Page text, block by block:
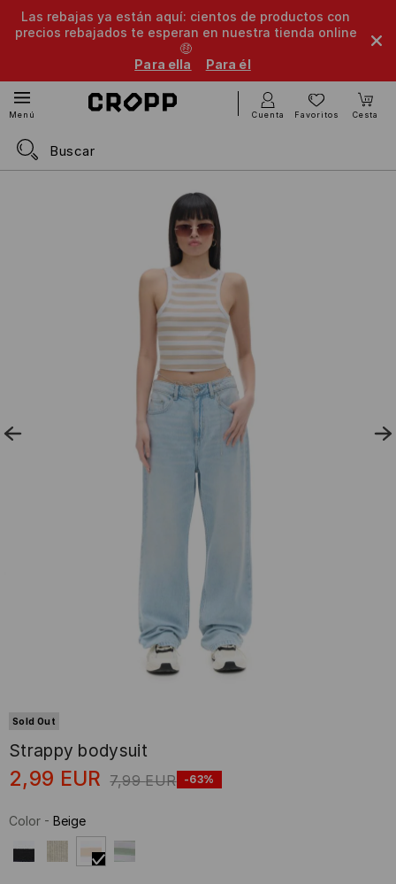
Las rebajas ya están aquí: cientos de productos con
precios rebajados te esperan en nuestra tienda online
🤑
Para ella
Para él
Menú Cuenta Favoritos Cesta
Sold Out
Strappy bodysuit
2,99 EUR 7,99 EUR -63%
Color - Beige